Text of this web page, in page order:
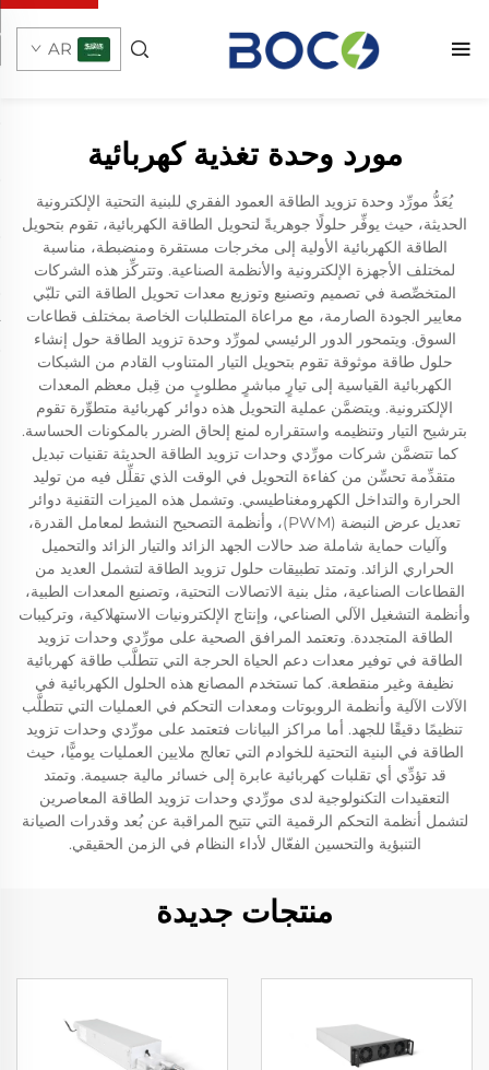
AR
مورد وحدة تغذية كهربائية
يُعَدُّ مورِّد وحدة تزويد الطاقة العمود الفقري للبنية التحتية الإلكترونية
الحديثة، حيث يوفِّر حلولًا جوهريةً لتحويل الطاقة الكهربائية، تقوم بتحويل
الطاقة الكهربائية الأولية إلى مخرجات مستقرة ومنضبطة، مناسبة
لمختلف الأجهزة الإلكترونية والأنظمة الصناعية. وتتركِّز هذه الشركات
المتخصِّصة في تصميم وتصنيع وتوزيع معدات تحويل الطاقة التي تلبّي
معايير الجودة الصارمة، مع مراعاة المتطلبات الخاصة بمختلف قطاعات
السوق. ويتمحور الدور الرئيسي لمورِّد وحدة تزويد الطاقة حول إنشاء
حلول طاقة موثوقة تقوم بتحويل التيار المتناوب القادم من الشبكات
الكهربائية القياسية إلى تيارٍ مباشرٍ مطلوبٍ من قِبل معظم المعدات
الإلكترونية. ويتضمَّن عملية التحويل هذه دوائر كهربائية متطوِّرة تقوم
بترشيح التيار وتنظيمه واستقراره لمنع إلحاق الضرر بالمكونات الحساسة.
كما تتضمَّن شركات مورِّدي وحدات تزويد الطاقة الحديثة تقنيات تبديل
متقدِّمة تحسِّن من كفاءة التحويل في الوقت الذي تقلِّل فيه من توليد
الحرارة والتداخل الكهرومغناطيسي. وتشمل هذه الميزات التقنية دوائر
تعديل عرض النبضة (PWM)، وأنظمة التصحيح النشط لمعامل القدرة،
وآليات حماية شاملة ضد حالات الجهد الزائد والتيار الزائد والتحميل
الحراري الزائد. وتمتد تطبيقات حلول تزويد الطاقة لتشمل العديد من
القطاعات الصناعية، مثل بنية الاتصالات التحتية، وتصنيع المعدات الطبية،
وأنظمة التشغيل الآلي الصناعي، وإنتاج الإلكترونيات الاستهلاكية، وتركيبات
الطاقة المتجددة. وتعتمد المرافق الصحية على مورِّدي وحدات تزويد
الطاقة في توفير معدات دعم الحياة الحرجة التي تتطلَّب طاقة كهربائية
نظيفة وغير منقطعة. كما تستخدم المصانع هذه الحلول الكهربائية في
الآلات الآلية وأنظمة الروبوتات ومعدات التحكم في العمليات التي تتطلَّب
تنظيمًا دقيقًا للجهد. أما مراكز البيانات فتعتمد على مورِّدي وحدات تزويد
الطاقة في البنية التحتية للخوادم التي تعالج ملايين العمليات يوميًّا، حيث
قد تؤدِّي أي تقلبات كهربائية عابرة إلى خسائر مالية جسيمة. وتمتد
التعقيدات التكنولوجية لدى مورِّدي وحدات تزويد الطاقة المعاصرين
لتشمل أنظمة التحكم الرقمية التي تتيح المراقبة عن بُعد وقدرات الصيانة
التنبؤية والتحسين الفعّال لأداء النظام في الزمن الحقيقي.
منتجات جديدة